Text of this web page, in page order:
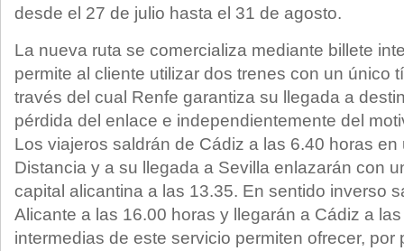
desde el 27 de julio hasta el 31 de agosto.
La nueva ruta se comercializa mediante billete
permite al cliente utilizar dos trenes con un único
través del cual Renfe garantiza su llegada a
pérdida del enlace e independientemente del
Los viajeros saldrán de Cádiz a las 6.40 horas en
Distancia y a su llegada a Sevilla enlazarán con
capital alicantina a las 13.35. En sentido inverso
Alicante a las 16.00 horas y llegarán a Cádiz a
intermedias de este servicio permiten ofrecer, por